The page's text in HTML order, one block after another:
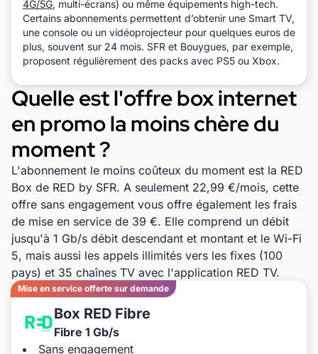
4G/5G, multi-écrans) ou même équipements high-tech.
Certains abonnements permettent d’obtenir une Smart TV,
une console ou un vidéoprojecteur pour quelques euros de
plus, souvent sur 24 mois. SFR et Bouygues, par exemple,
proposent régulièrement des packs avec PS5 ou Xbox.
Quelle est l'offre box internet
en promo la moins chère du
moment ?
L'abonnement le moins coûteux du moment est la RED
Box de RED by SFR. A seulement 22,99 €/mois, cette
offre sans engagement vous offre également les frais
de mise en service de 39 €. Elle comprend un débit
jusqu'à 1 Gb/s débit descendant et montant et le Wi-Fi
5, mais aussi les appels illimités vers les fixes (100
pays) et 35 chaînes TV avec l'application RED TV.
Mise en service offerte sur demande
Box RED Fibre
Fibre 1 Gb/s
Sans engagement